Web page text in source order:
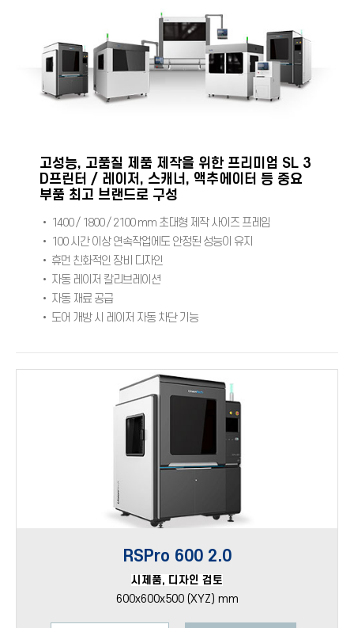
고성능, 고품질 제품 제작을 위한 프리미엄 SL 3
D프린터 / 레이저, 스캐너, 액추에이터 등 중요
부품 최고 브랜드로 구성
• 1400 / 1800 / 2100 mm 초대형 제작 사이즈 프레임
• 100 시간 이상 연속작업에도 안정된 성능이 유지
• 휴먼 친화적인 장비 디자인
• 자동 레이저 칼리브레이션
• 자동 재료 공급
• 도어 개방 시 레이저 자동 차단 기능
RSPro 600 2.0
시제품, 디자인 검토
600x600x500 (XYZ) mm